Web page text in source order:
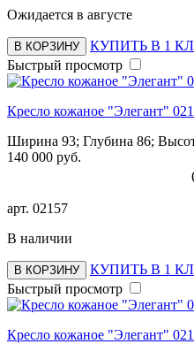
Ожидается в августе
В КОРЗИНУ
КУПИТЬ В 1
Быстрый просмотр
Кресло кожаное "Элегант"
Ширина 93; Глубина 86;
140 000 руб.
арт. 02157
В наличии
В КОРЗИНУ
КУПИТЬ В 1
Быстрый просмотр
Кресло кожаное "Элегант"